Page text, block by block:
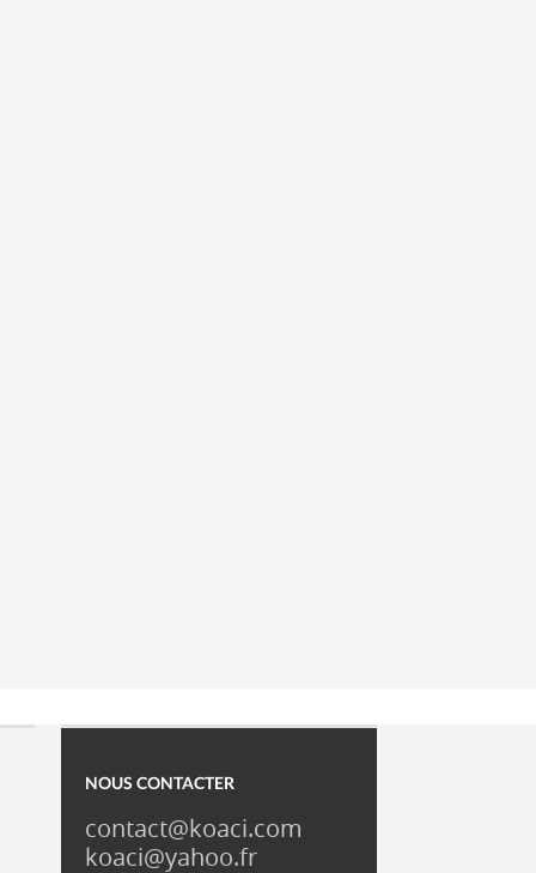
NOUS CONTACTER
contact@koaci.com
koaci@yahoo.fr